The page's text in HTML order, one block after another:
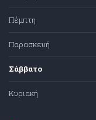
Πέμπτη
Παρασκευή
Σάββατο
Κυριακή